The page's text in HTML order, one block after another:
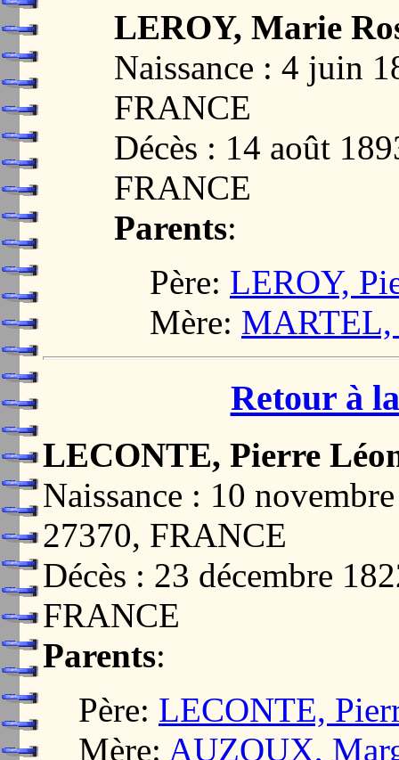
LEROY, Marie
Naissance : 4 juin
FRANCE
Décès : 14 août
FRANCE
Parents:
Père: LEROY,
Mère: MARTEL,
Retour à
LECONTE, Pierre
Naissance : 10
27370, FRANCE
Décès : 23 décembre
FRANCE
Parents:
Père: LECONTE,
Mère: AUZOUX,